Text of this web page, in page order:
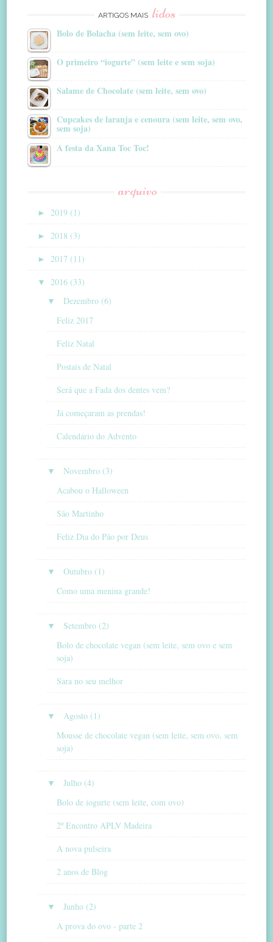
ARTIGOS MAIS lidos
Bolo de Bolacha (sem leite, sem ovo)
O primeiro “iogurte” (sem leite e sem soja)
Salame de Chocolate (sem leite, sem ovo)
Cupcakes de laranja e cenoura (sem leite, sem ovo,
sem soja)
A festa da Xana Toc Toc!
arquivo
► 2019 (1)
► 2018 (3)
► 2017 (11)
▼ 2016 (33)
▼
Dezembro (6)
Feliz 2017
Feliz Natal
Postais de Natal
Será que a Fada dos dentes vem?
Já começaram as prendas!
Calendário do Advento
▼
Novembro (3)
Acabou o Halloween
São Martinho
Feliz Dia do Pão por Deus
▼
Outubro (1)
Como uma menina grande!
▼
Setembro (2)
Bolo de chocolate vegan (sem leite, sem ovo e sem
soja)
Sara no seu melhor
▼
Agosto (1)
Mousse de chocolate vegan (sem leite, sem ovo, sem
soja)
▼
Julho (4)
Bolo de iogurte (sem leite, com ovo)
2º Encontro APLV Madeira
A nova pulseira
2 anos de Blog
▼
Junho (2)
A prova do ovo - parte 2